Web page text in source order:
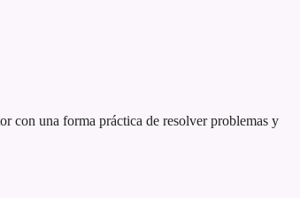
con una forma práctica de resolver problemas y